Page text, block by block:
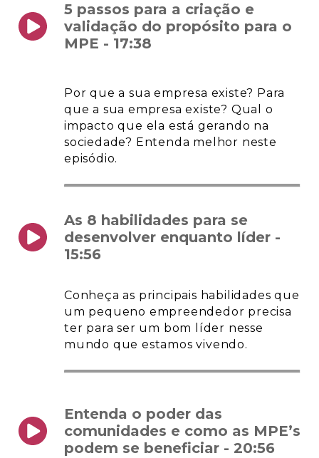
5 passos para a criação e
validação do propósito para o
MPE - 17:38
Por que a sua empresa existe? Para
que a sua empresa existe? Qual o
impacto que ela está gerando na
sociedade? Entenda melhor neste
episódio.
As 8 habilidades para se
desenvolver enquanto líder -
15:56
Conheça as principais habilidades que
um pequeno empreendedor precisa
ter para ser um bom líder nesse
mundo que estamos vivendo.
Entenda o poder das
comunidades e como as MPE’s
podem se beneficiar - 20:56